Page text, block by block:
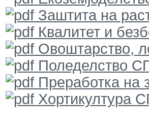
Заштита на
Квалитет и
Овоштарство,
Поледелство
Преработка на
Хортикултура